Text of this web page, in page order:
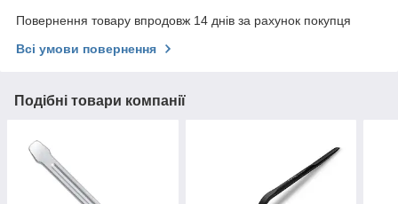
Повернення товару впродовж 14 днів за рахунок покупця
Всі умови повернення
Подібні товари компанії